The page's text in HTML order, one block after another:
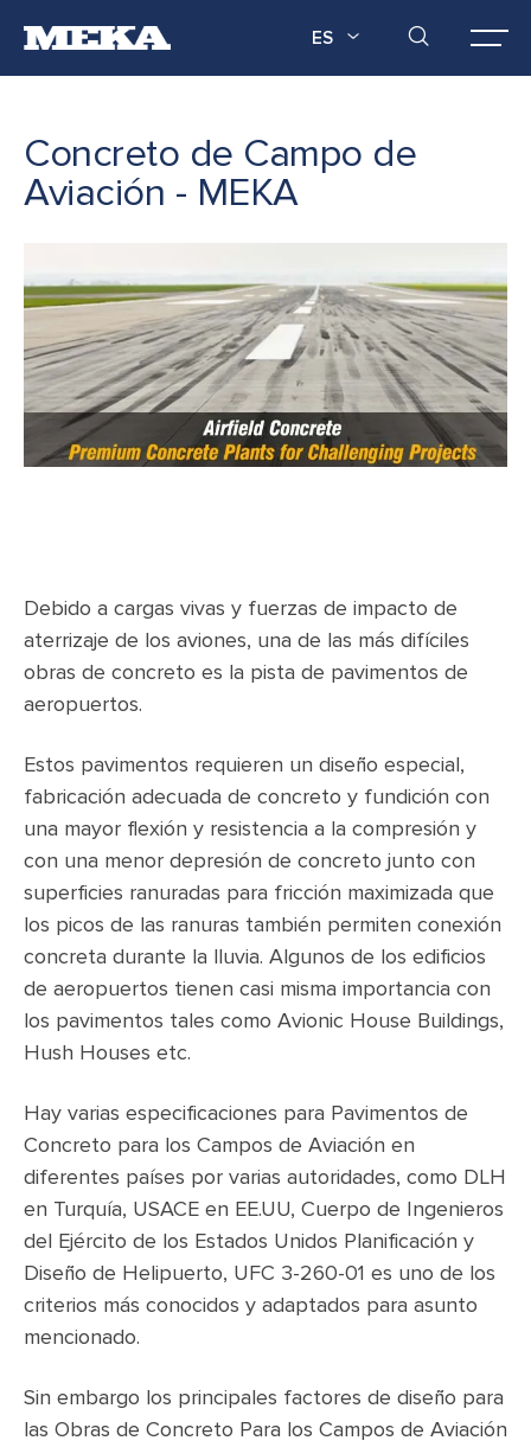
ES
Concreto de Campo de
Aviación - MEKA
Debido a cargas vivas y fuerzas de impacto de
aterrizaje de los aviones, una de las más difíciles
obras de concreto es la pista de pavimentos de
aeropuertos.
Estos pavimentos requieren un diseño especial,
fabricación adecuada de concreto y fundición con
una mayor flexión y resistencia a la compresión y
con una menor depresión de concreto junto con
superficies ranuradas para fricción maximizada que
los picos de las ranuras también permiten conexión
concreta durante la lluvia. Algunos de los edificios
de aeropuertos tienen casi misma importancia con
los pavimentos tales como Avionic House Buildings,
Hush Houses etc.
Hay varias especificaciones para Pavimentos de
Concreto para los Campos de Aviación en
diferentes países por varias autoridades, como DLH
en Turquía, USACE en EE.UU, Cuerpo de Ingenieros
del Ejército de los Estados Unidos Planificación y
Diseño de Helipuerto, UFC 3-260-01 es uno de los
criterios más conocidos y adaptados para asunto
mencionado.
Sin embargo los principales factores de diseño para
las Obras de Concreto Para los Campos de Aviación